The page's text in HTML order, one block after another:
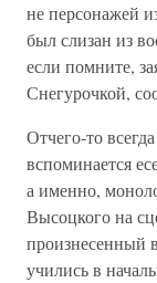
не персонажей
был слизан из
если помните,
Снегурочкой,
Отчего-то
вспоминается
а именно,
Высоцкого на
произнесенный
учились в